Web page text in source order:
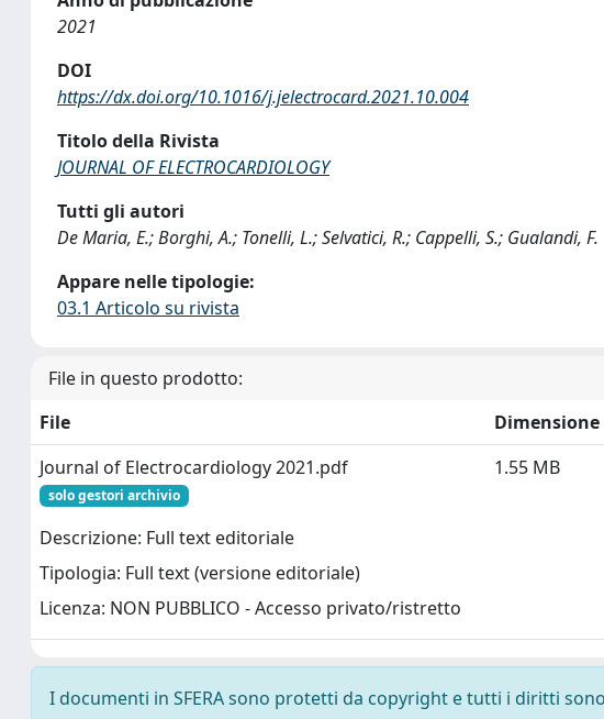
2021
DOI
https://dx.doi.org/10.1016/j.jelectrocard.2021.10.004
Titolo della Rivista
JOURNAL OF ELECTROCARDIOLOGY
Tutti gli autori
De Maria, E.; Borghi, A.; Tonelli, L.; Selvatici, R.; Cappelli, S.; Gualandi, F.
Appare nelle tipologie:
03.1 Articolo su rivista
File in questo prodotto:
File
Dimensione
Journal of Electrocardiology 2021.pdf
solo gestori archivio
Descrizione: Full text editoriale
Tipologia: Full text (versione editoriale)
Licenza: NON PUBBLICO - Accesso privato/ristretto
1.55 MB
I documenti in SFERA sono protetti da copyright e tutti i diritti